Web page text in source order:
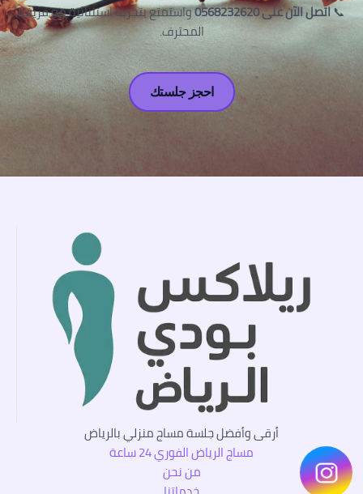
📞اتصل الآن على 0568232620
واستمتع بتجربة استثنائية مع فريقنا
المحترف.
احجز جلستك
أرقى وأفضل جلسة مساج منزلي بالرياض
مساج الرياض الفوري 24 ساعة
من نحن